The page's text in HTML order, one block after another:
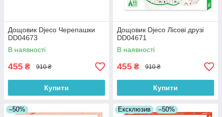
Дощовик Djeco Черепашки
DD04673
В наявності
455 ₴ 910 ₴
Купити
Дощовик Djeco Лісові друзі
DD04671
В наявності
455 ₴ 910 ₴
Купити
–50% Ексклюзив –50%